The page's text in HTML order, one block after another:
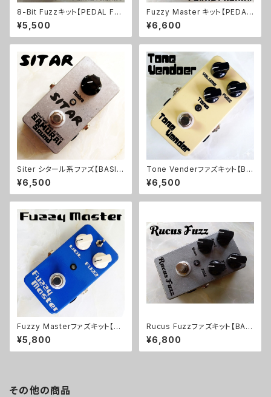
8-Bit Fuzzキット【PEDAL FRE
AKS】
¥5,500
Fuzzy Master キット【PEDAL
FREAKS】
¥6,600
Siter シタール系ファズ【BASIC
KIT】
¥6,500
Tone Venderファズキット【BA
SIC KIT】
¥6,500
Fuzzy Masterファズキット【BA
SIC KIT】
¥5,800
Rucus Fuzzファズキット【BASI
C KIT】
¥6,800
その他の商品